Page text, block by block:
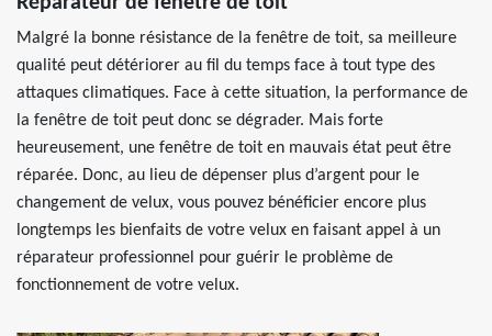
Malgré la bonne résistance de la fenêtre de toit, sa meilleure
qualité peut détériorer au fil du temps face à tout type des
attaques climatiques. Face à cette situation, la performance de
la fenêtre de toit peut donc se dégrader. Mais forte
heureusement, une fenêtre de toit en mauvais état peut être
réparée. Donc, au lieu de dépenser plus d’argent pour le
changement de velux, vous pouvez bénéficier encore plus
longtemps les bienfaits de votre velux en faisant appel à un
réparateur professionnel pour guérir le problème de
fonctionnement de votre velux.